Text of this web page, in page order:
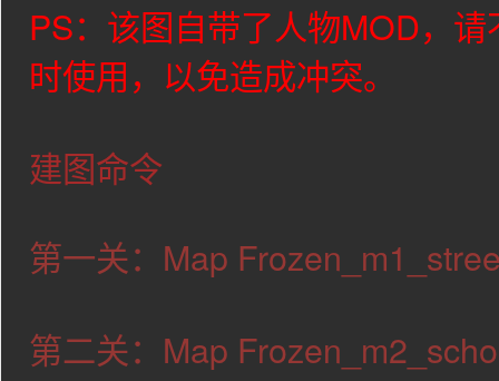
PS：该图自带了人物MOD，
时使用，以免造成冲突。
建图命令
第一关：Map
第二关：Map